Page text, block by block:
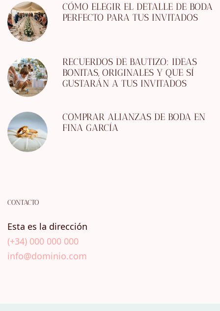
CÓMO ELEGIR EL DETALLE DE BODA
PERFECTO PARA TUS INVITADOS
RECUERDOS DE BAUTIZO: IDEAS
BONITAS, ORIGINALES Y QUE SÍ
GUSTARÁN A TUS INVITADOS
COMPRAR ALIANZAS DE BODA EN
FINA GARCÍA
CONTACTO
Esta es la dirección
(+34) 000 000 000
info@dominio.com